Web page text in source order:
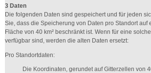
3 Daten
Die folgenden Daten sind gespeichert und für jeden
Sie, dass die Speicherung von Daten pro Standort auf
Fläche von 40 km² beschränkt ist. Wenn für eine
verfügbar sind, werden die alten Daten ersetzt:
Pro Standortdaten:
Die Koordinaten, gerundet auf Gitterzellen von